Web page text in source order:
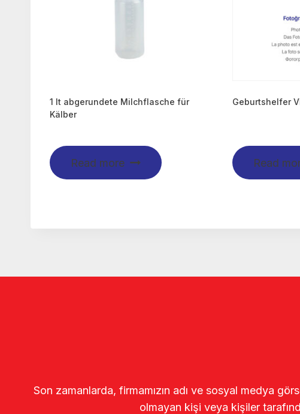
1 lt abgerundete Milchflasche für
Kälber
Read more
Geburtshelfer
Read
Son zamanlarda, firmamızın adı ve sosyal medya
olmayan kişi veya kişiler